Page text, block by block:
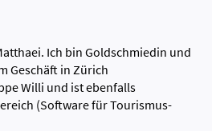
Ich bin Goldschmiedin und
Geschäft in Zürich
Willi und ist ebenfalls
(Software für Tourismus-